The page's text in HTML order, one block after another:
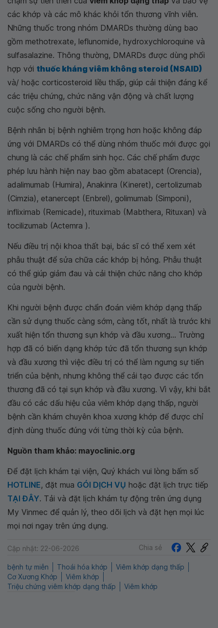
các khớp và các mô khác khỏi tổn thương vĩnh viễn.
Những thuốc trong nhóm DMARDs thường dùng bao
gồm methotrexate, leflunomide, hydroxychloroquine và
sulfasalazine. Thông thường, DMARDs được dùng phối
hợp với thuốc kháng viêm không steroid (NSAID)
và/ hoặc corticosteroid liều thấp, giúp cải thiện đáng kể
các triệu chứng, chức năng vận động và chất lượng
cuộc sống cho người bệnh.
Bệnh nhân bị bệnh nghiêm trọng hơn hoặc không đáp
ứng với DMARDs có thể dùng nhóm thuốc mới được gọi
chung là các chế phẩm sinh học. Các chế phẩm được
phép lưu hành hiện nay bao gồm abatacept (Orencia),
adalimumab (Humira), Anakinra (Kineret), certolizumab
(Cimzia), etanercept (Enbrel), golimumab (Simponi),
infliximab (Remicade), rituximab (Mabthera, Rituxan) và
tocilizumab (Actemra ).
Nếu điều trị nội khoa thất bại, bác sĩ có thể xem xét
phẫu thuật để sửa chữa các khớp bị hỏng. Phẫu thuật
có thể giúp giảm đau và cải thiện chức năng cho khớp
của người bệnh.
Khi người bệnh được chẩn đoán viêm khớp dạng thấp
cần sử dụng thuốc càng sớm, càng tốt, nhất là trước khi
xuất hiện tổn thương sụn khớp và đầu xương... Trường
hợp đã có biến dạng khớp tức đã tổn thương sụn khớp
và đầu xương thì việc điều trị có thể làm ngưng sự tiến
triển của bệnh, nhưng không thể cải tạo được các tổn
thương đã có tại sụn khớp và đầu xương. Vì vậy, khi bắt
đầu có các dấu hiệu của viêm khớp dạng thấp, người
bệnh cần khám chuyên khoa xương khớp để được chỉ
định dùng thuốc đúng với từng thời kỳ của bệnh.
Nguồn tham khảo: mayoclinic.org
Để đặt lịch khám tại viện, Quý khách vui lòng bấm số
HOTLINE, đặt mua GÓI DỊCH VỤ hoặc đặt lịch trực tiếp
TẠI ĐÂY. Tải và đặt lịch khám tự động trên ứng dụng
My Vinmec để quản lý, theo dõi lịch và đặt hẹn mọi lúc
mọi nơi ngay trên ứng dụng.
Cập nhật: 22-06-2026 Chia sẻ
bệnh tự miễn Thoái hóa khớp
Viêm khớp dạng thấp
Cơ Xương Khớp
Viêm khớp
Triệu chứng viêm khớp dạng thấp
Viêm khớp